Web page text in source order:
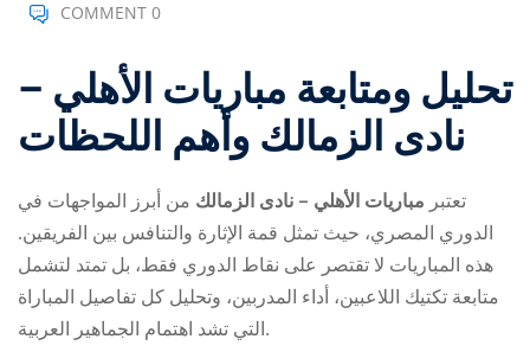
COMMENT 0
تحليل ومتابعة مباريات الأهلي –
نادى الزمالك وأهم اللحظات
تعتبر مباريات الأهلي – نادى الزمالك من أبرز المواجهات في
الدوري المصري، حيث تمثل قمة الإثارة والتنافس بين الفريقين.
هذه المباريات لا تقتصر على نقاط الدوري فقط، بل تمتد لتشمل
متابعة تكتيك اللاعبين، أداء المدربين، وتحليل كل تفاصيل المباراة
التي تشد اهتمام الجماهير العربية.